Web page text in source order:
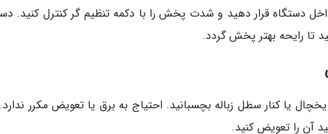
دستگاه قرار دهید و شدت پخش را با دکمه تنظیم گر کنترل کنید.
تا رایحه بهتر پخش گردد.
یا کنار سطل زباله بچسبانید. احتیاج به برق یا تعویض مکرر
آن را تعویض کنید.